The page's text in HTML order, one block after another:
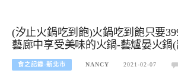
(汐止火鍋吃到飽)火鍋吃到飽只要
藝廊中享受美味的火鍋-藝爐晏火鍋
食之記錄-新北市 NANCY 2021-02-07